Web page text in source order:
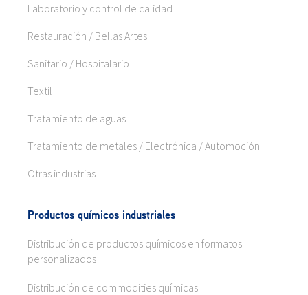
Laboratorio y control de calidad
Restauración / Bellas Artes
Sanitario / Hospitalario
Textil
Tratamiento de aguas
Tratamiento de metales / Electrónica / Automoción
Otras industrias
Productos químicos industriales
Distribución de productos químicos en formatos
personalizados
Distribución de commodities químicas